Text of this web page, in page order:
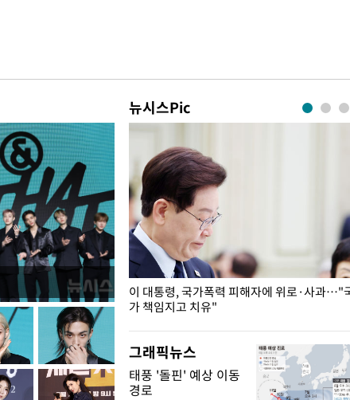
뉴시스Pic
이 대통령, 국가폭력 피해자에 위로·사과…"
가 책임지고 치유"
그래픽뉴스
태풍 '돌핀' 예상 이동
경로